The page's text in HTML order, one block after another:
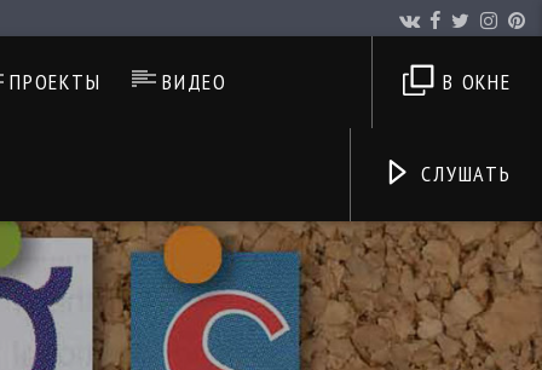
ПРОЕКТЫ ВИДЕО В ОКНЕ
СЛУШАТЬ